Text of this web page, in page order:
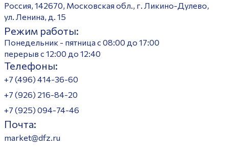
Россия, 142670, Московская обл., г. Ликино-Дулево,
ул. Ленина, д. 15
Режим работы:
Понедельник - пятница с 08:00 до 17:00
перерыв с 12:00 до 12:40
Телефоны:
+7 (496) 414-36-60
+7 (926) 216-84-20
+7 (925) 094-74-46
Почта:
market@dfz.ru